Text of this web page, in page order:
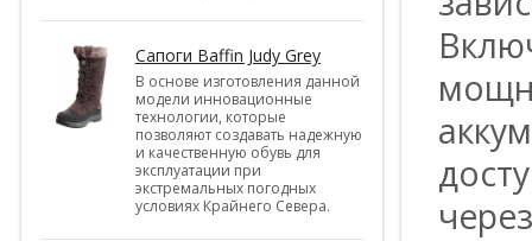
Сапоги Baffin Judy Grey
В основе изготовления данной
модели инновационные
технологии, которые
позволяют создавать надежную
и качественную обувь для
эксплуатации при
экстремальных погодных
условиях Крайнего Севера.